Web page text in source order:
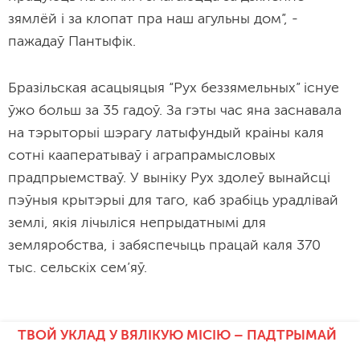
зямлёй і за клопат пра наш агульны дом”, -
пажадаў Пантыфік.
Бразільская асацыяцыя “Рух беззямельных” існуе
ўжо больш за 35 гадоў. За гэты час яна заснавала
на тэрыторыі шэрагу латыфундый краіны каля
сотні кааператываў і аграпрамысловых
прадпрыемстваў. У выніку Рух здолеў вынайсці
пэўныя крытэрыі для таго, каб зрабіць урадлівай
землі, якія лічыліся непрыдатнымі для
земляробства, і забяспечыць працай каля 370
тыс. сельскіх сем’яў.
ТВОЙ УКЛАД У ВЯЛІКУЮ МІСІЮ – ПАДТРЫМАЙ